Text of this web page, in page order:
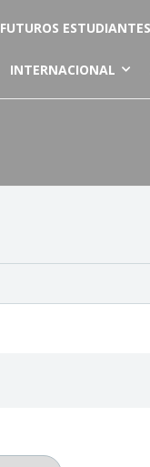
FUTUROS ESTUDIANTES
INTERNACIONAL